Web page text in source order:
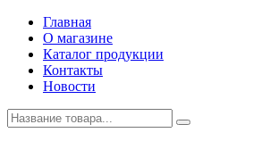
Главная
О магазине
Каталог продукции
Контакты
Новости